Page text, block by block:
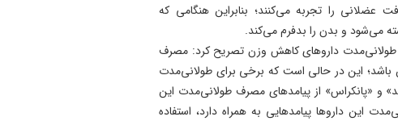
عضلانی را تجربه می‌کنند؛ بنابراین هنگامی که
می‌شود و بدن را بدفرم می‌کند.
داروهای کاهش وزن تصریح کرد: مصرف
این در حالی است که برخی برای طولانی‌مدت
و «پانکراس» از پیامدهای مصرف طولانی‌مدت این
این داروها پیامدهایی به همراه دارد، استفاده